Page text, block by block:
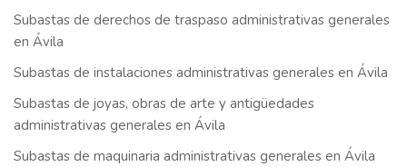
Subastas de derechos de traspaso administrativas generales
en Ávila
Subastas de instalaciones administrativas generales en Ávila
Subastas de joyas, obras de arte y antigüedades
administrativas generales en Ávila
Subastas de maquinaria administrativas generales en Ávila